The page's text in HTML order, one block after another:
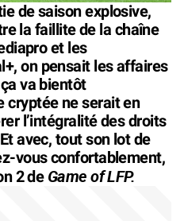
de saison explosive,
la faillite de la chaîne
et les
on pensait les affaires
va bientôt
cryptée ne serait en
l’intégralité des droits
avec, tout son lot de
vous confortablement,
2 de Game of LFP.